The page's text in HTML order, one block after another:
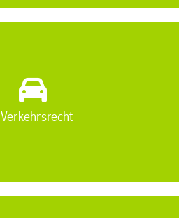
Verkehrsrecht